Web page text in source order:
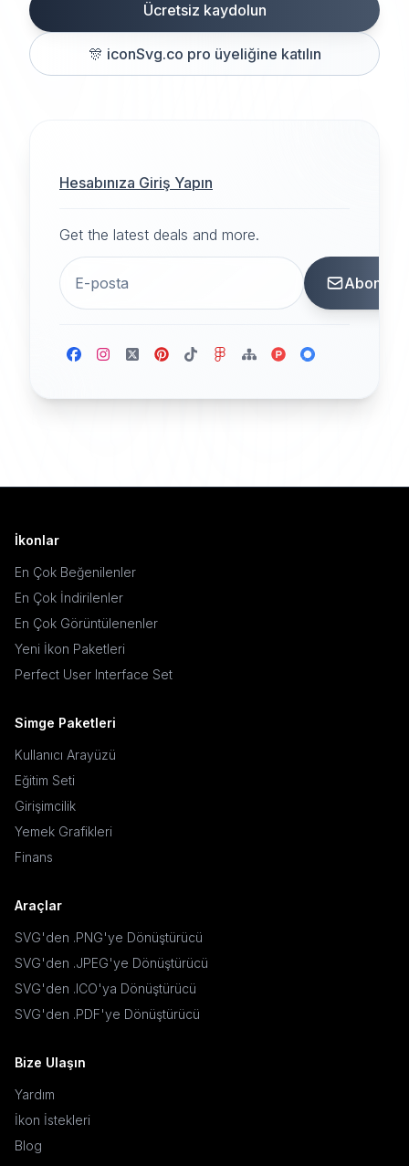
Ücretsiz kaydolun
🎊 iconSvg.co pro üyeliğine katılın
Hesabınıza Giriş Yapın
Get the latest deals and more.
Abone
İkonlar
En Çok Beğenilenler
En Çok İndirilenler
En Çok Görüntülenenler
Yeni İkon Paketleri
Perfect User Interface Set
Simge Paketleri
Kullanıcı Arayüzü
Eğitim Seti
Girişimcilik
Yemek Grafikleri
Finans
Araçlar
SVG'den .PNG'ye Dönüştürücü
SVG'den .JPEG'ye Dönüştürücü
SVG'den .ICO'ya Dönüştürücü
SVG'den .PDF'ye Dönüştürücü
Bize Ulaşın
Yardım
İkon İstekleri
Blog